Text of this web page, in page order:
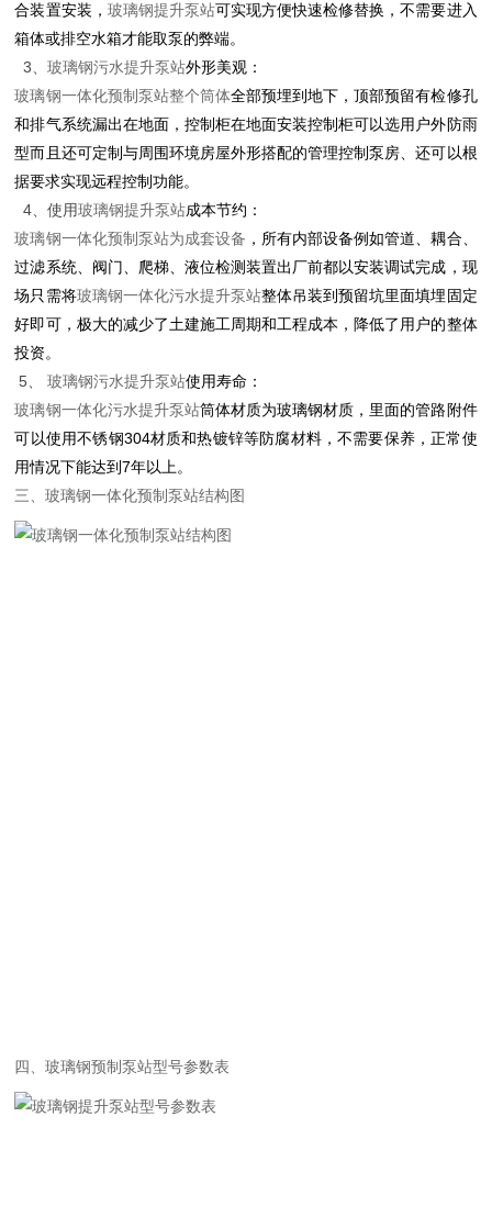
合装置安装， 玻璃钢提升泵站可实现方便快速检修替换，不需要进入
箱体或排空水箱才能取泵的弊端。
3、玻璃钢污水提升泵站外形美观：
玻璃钢一体化预制泵站整个筒体全部预埋到地下，顶部预留有检修孔
和排气系统漏出在地面，控制柜在地面安装控制柜可以选用户外防雨
型而且还可定制与周围环境房屋外形搭配的管理控制泵房、还可以根
据要求实现远程控制功能。
4、使用玻璃钢提升泵站成本节约：
玻璃钢一体化预制泵站为成套设备 ，所有内部设备例如管道、耦合、
过滤系统、阀门、爬梯、液位检测装置出厂前都以安装调试完成，现
场只需将玻璃钢一体化污水提升泵站整体吊装到预留坑里面填埋固定
好即可，极大的减少了土建施工周期和工程成本，降低了用户的整体
投资。
5、
玻璃钢污水提升泵站使用寿命：
玻璃钢一体化污水提升泵站筒体材质为玻璃钢材质，里面的管路附件
可以使用不锈钢304材质和热镀锌等防腐材料，不需要保养，正常使
用情况下能达到7年以上。
三、玻璃钢一体化预制泵站结构图
四、玻璃钢预制泵站型号参数表